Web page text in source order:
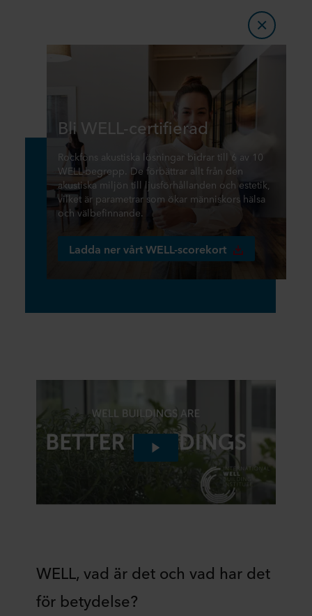
Bli WELL-certifierad
Rockfons akustiska lösningar bidrar till 6 av 10
WELL-begrepp. De förbättrar allt från den
akustiska miljön till ljusförhållanden och estetik,
vilket är parametrar som ökar människors hälsa
och välbefinnande.
Ladda ner vårt WELL-scorekort
WELL, vad är det och vad har det
för betydelse?